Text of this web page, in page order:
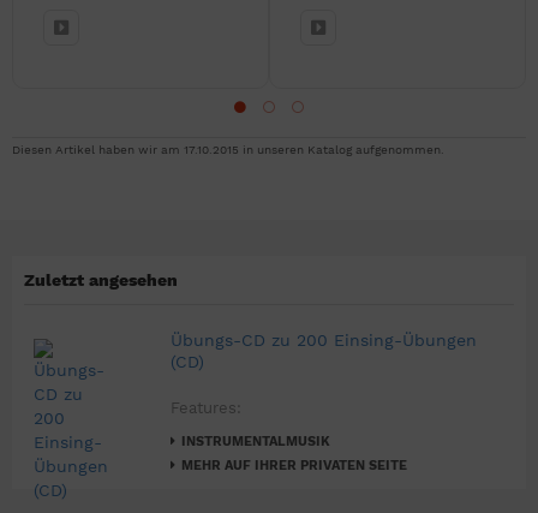
Diesen Artikel haben wir am 17.10.2015 in unseren Katalog aufgenommen.
Zuletzt angesehen
Übungs-CD zu 200 Einsing-Übungen
(CD)
Features:
INSTRUMENTALMUSIK
MEHR AUF IHRER PRIVATEN SEITE